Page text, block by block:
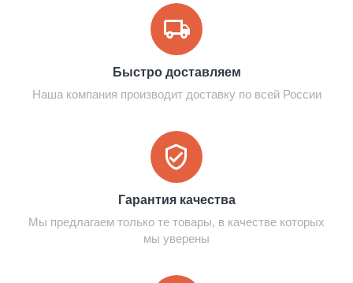
Быстро доставляем
Наша компания производит доставку по всей России
Гарантия качества
Мы предлагаем только те товары, в качестве которых
мы уверены